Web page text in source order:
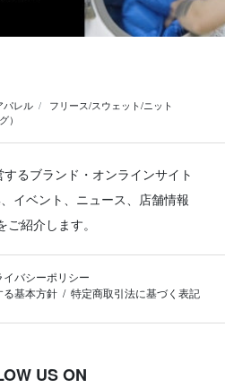
パレル
フリース/スウェット/ニット
）
るブランド・オンラインサイト
イベント、ニュース、店舗情報
紹介します。
イバシーポリシー
る基本方針
特定商取引法に基づく表記
US ON